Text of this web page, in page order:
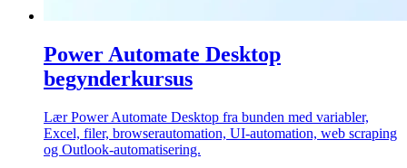
Power Automate Desktop
begynderkursus
Lær Power Automate Desktop fra bunden med variabler,
Excel, filer, browserautomation, UI-automation, web scraping
og Outlook-automatisering.